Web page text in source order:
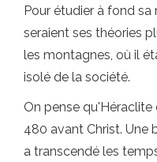
Pour étudier à fond
seraient ses théories
les montagnes, où il
isolé de la société.
On pense
480 avant Christ. Une
a transcendé les